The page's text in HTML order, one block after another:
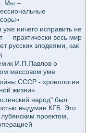
Мы –
уже ничего исправить не
— практически весь мир
русских злодеями, как
И.П.Павлов о
массовом уме
СССР - хронология
жизни»
народ" был
выдуман КГБ. Это
проектом,